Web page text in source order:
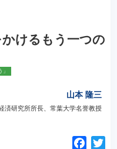
かけるもう一つの
山本 隆三
済研究所所長、常葉大学名誉教授